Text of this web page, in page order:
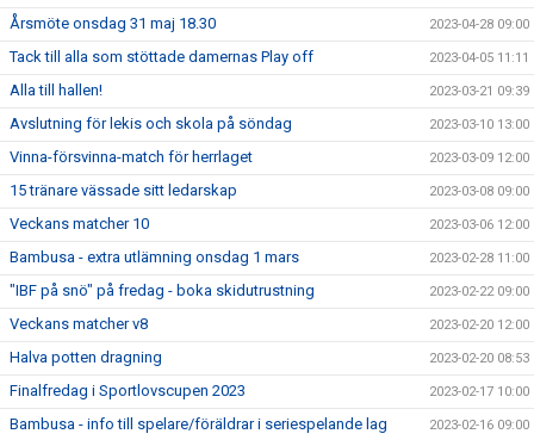
Årsmöte onsdag 31 maj 18.30 2023-04-28 09:00
Tack till alla som stöttade damernas Play off 2023-04-05 11:11
Alla till hallen! 2023-03-21 09:39
Avslutning för lekis och skola på söndag 2023-03-10 13:00
Vinna-försvinna-match för herrlaget 2023-03-09 12:00
15 tränare vässade sitt ledarskap 2023-03-08 09:00
Veckans matcher 10 2023-03-06 12:00
Bambusa - extra utlämning onsdag 1 mars 2023-02-28 11:00
"IBF på snö" på fredag - boka skidutrustning 2023-02-22 09:00
Veckans matcher v8 2023-02-20 12:00
Halva potten dragning 2023-02-20 08:53
Finalfredag i Sportlovscupen 2023 2023-02-17 10:00
Bambusa - info till spelare/föräldrar i seriespelande lag 2023-02-16 09:00